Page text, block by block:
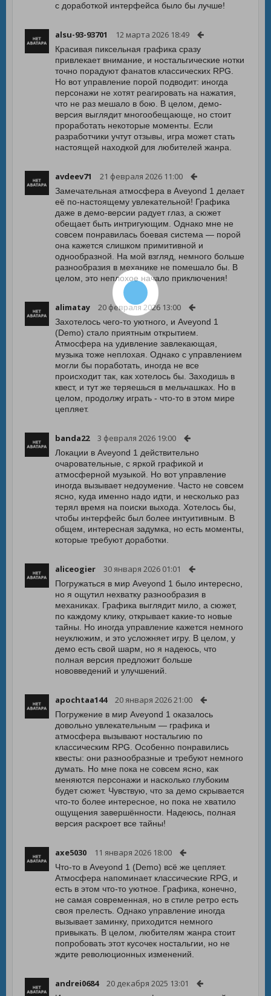
с доработкой интерфейса было бы лучше!
alsu-93-93701 12 марта 2026 18:49
Красивая пиксельная графика сразу
привлекает внимание, и ностальгические нотки
точно порадуют фанатов классических RPG.
Но вот управление порой подводит: иногда
персонажи не хотят реагировать на нажатия,
что не раз мешало в бою. В целом, демо-
версия выглядит многообещающе, но стоит
проработать некоторые моменты. Если
разработчики учтут отзывы, игра может стать
настоящей находкой для любителей жанра.
avdeev71 21 февраля 2026 11:00
Замечательная атмосфера в Aveyond 1 делает
её по-настоящему увлекательной! Графика
даже в демо-версии радует глаз, а сюжет
обещает быть интригующим. Однако мне не
совсем понравилась боевая система — порой
она кажется слишком примитивной и
однообразной. На мой взгляд, немного больше
разнообразия в механике не помешало бы. В
целом, это неплохое начало приключения!
alimatay 20 февраля 2026 13:00
Захотелось чего-то уютного, и Aveyond 1
(Demo) стало приятным открытием.
Атмосфера на удивление завлекающая,
музыка тоже неплохая. Однако с управлением
могли бы поработать, иногда не все
происходит так, как хотелось бы. Заходишь в
квест, и тут же теряешься в мельчашках. Но в
целом, продолжу играть - что-то в этом мире
цепляет.
banda22 3 февраля 2026 19:00
Локации в Aveyond 1 действительно
очаровательные, с яркой графикой и
атмосферной музыкой. Но вот управление
иногда вызывает недоумение. Часто не совсем
ясно, куда именно надо идти, и несколько раз
терял время на поиски выхода. Хотелось бы,
чтобы интерфейс был более интуитивным. В
общем, интересная задумка, но есть моменты,
которые требуют доработки.
aliceogier 30 января 2026 01:01
Погружаться в мир Aveyond 1 было интересно,
но я ощутил нехватку разнообразия в
механиках. Графика выглядит мило, а сюжет,
по каждому клику, открывает какие-то новые
тайны. Но иногда управление кажется немного
неуклюжим, и это усложняет игру. В целом, у
демо есть свой шарм, но я надеюсь, что
полная версия предложит больше
нововведений и улучшений.
apochtaa144 20 января 2026 21:00
Погружение в мир Aveyond 1 оказалось
довольно увлекательным — графика и
атмосфера вызывают ностальгию по
классическим RPG. Особенно понравились
квесты: они разнообразные и требуют немного
думать. Но мне пока не совсем ясно, как
меняются персонажи и насколько глубоким
будет сюжет. Чувствую, что за демо скрывается
что-то более интересное, но пока не хватило
ощущения завершённости. Надеюсь, полная
версия раскроет все тайны!
axe5030 11 января 2026 18:00
Что-то в Aveyond 1 (Demo) всё же цепляет.
Атмосфера напоминает классические RPG, и
есть в этом что-то уютное. Графика, конечно,
не самая современная, но в стиле ретро есть
своя прелесть. Однако управление иногда
вызывает заминку, приходится немного
привыкать. В целом, любителям жанра стоит
попробовать этот кусочек ностальгии, но не
ждите революционных изменений.
andrei0684 20 декабря 2025 13:01